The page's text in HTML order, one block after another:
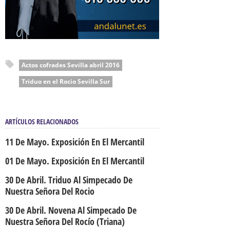
Actos cofrades Sevilla abril 2016
Triduo en el Rocio Sevilla Sur
ARTÍCULOS RELACIONADOS
11 De Mayo. Exposición En El Mercantil
01 De Mayo. Exposición En El Mercantil
30 De Abril. Triduo Al Simpecado De
Nuestra Señora Del Rocio
30 De Abril. Novena Al Simpecado De
Nuestra Señora Del Rocío (Triana)